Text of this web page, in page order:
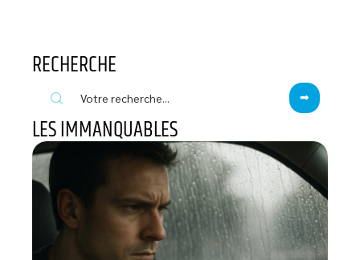
RECHERCHE
LES IMMANQUABLES